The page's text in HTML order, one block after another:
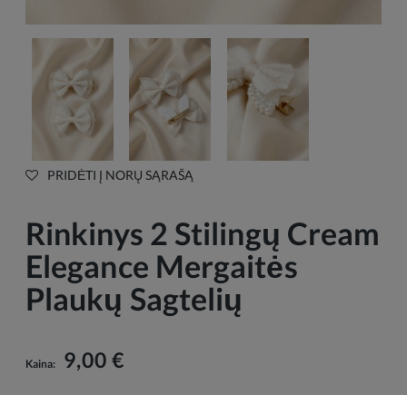
PRIDĖTI Į NORŲ SĄRAŠĄ
Rinkinys 2 Stilingų Cream
Elegance Mergaitės
Plaukų Sagtelių
Kaina: 9,00 €